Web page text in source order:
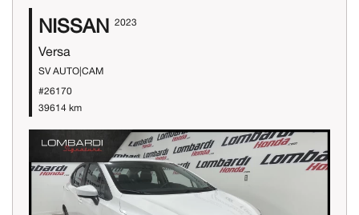
NISSAN 2023
Versa
SV AUTO|CAM
#26170
39614 km